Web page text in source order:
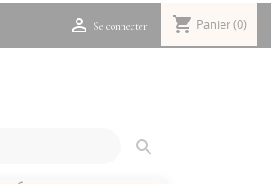
 Se connecter shopping_cart Panier(0)
